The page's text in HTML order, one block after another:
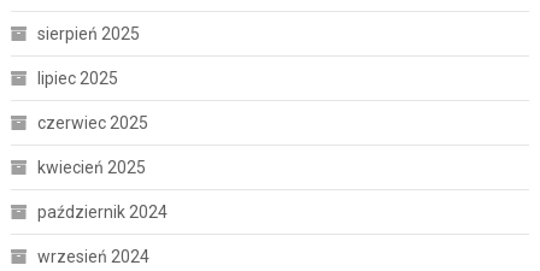
sierpień 2025
lipiec 2025
czerwiec 2025
kwiecień 2025
październik 2024
wrzesień 2024